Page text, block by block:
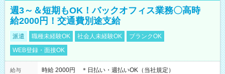
週3～＆短期もOK！バックオフィス業務〇高時
給2000円！交通費別途支給
派遣 職種未経験OK 社会人未経験OK
ブランクOK
WEB登録・面接OK
給与 時給 2000円 ＊日払い・週払いOK（当社規定）